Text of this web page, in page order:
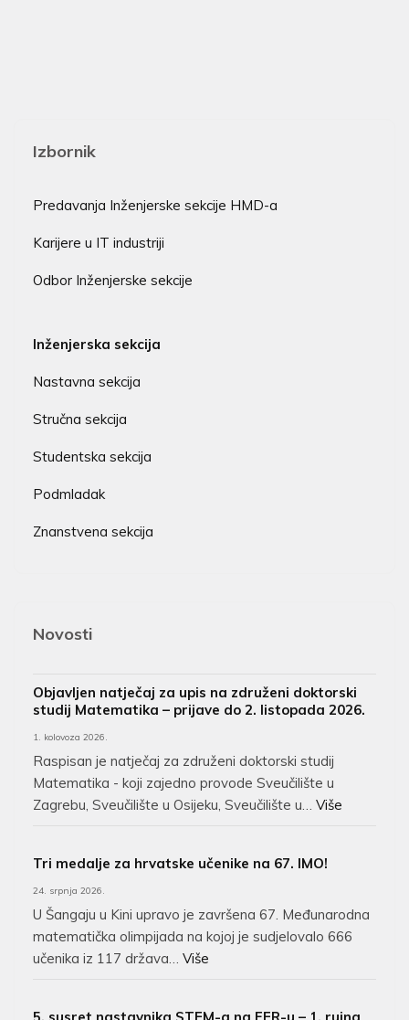
Izbornik
Predavanja Inženjerske sekcije HMD-a
Karijere u IT industriji
Odbor Inženjerske sekcije
Inženjerska sekcija
Nastavna sekcija
Stručna sekcija
Studentska sekcija
Podmladak
Znanstvena sekcija
Novosti
Objavljen natječaj za upis na združeni doktorski
studij Matematika – prijave do 2. listopada 2026.
1. kolovoza 2026.
Raspisan je natječaj za združeni doktorski studij
Matematika - koji zajedno provode Sveučilište u
Zagrebu, Sveučilište u Osijeku, Sveučilište u… Više
Tri medalje za hrvatske učenike na 67. IMO!
24. srpnja 2026.
U Šangaju u Kini upravo je završena 67. Međunarodna
matematička olimpijada na kojoj je sudjelovalo 666
učenika iz 117 država… Više